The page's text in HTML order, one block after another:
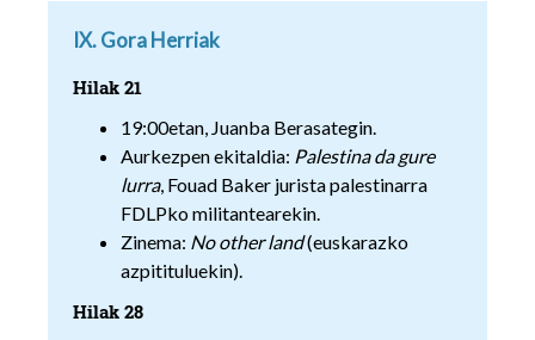
IX. Gora Herriak
Hilak 21
19:00etan, Juanba Berasategin.
Aurkezpen ekitaldia: Palestina da gure
lurra, Fouad Baker jurista palestinarra
FDLPko militantearekin.
Zinema: No other land(euskarazko
azpitituluekin).
Hilak 28